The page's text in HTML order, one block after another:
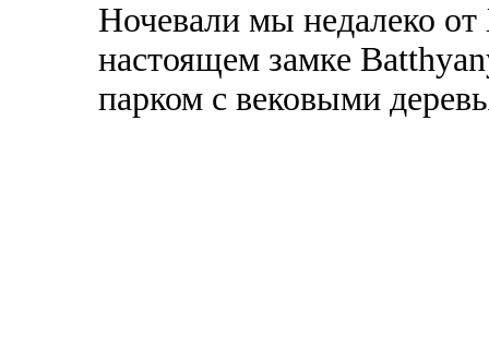
Ночевали мы недалеко от
настоящем замке
парком с вековыми